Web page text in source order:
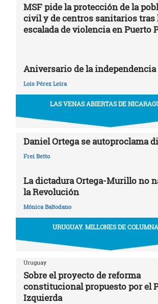
MSF pide la protección de la
civil y de centros sanitarios tras
escalada de violencia en Puerto
Aniversario de la
Lois Pérez Leira
LAS VENAS ABIERTAS DE
Daniel Ortega se autoproclama
Frei Betto
La dictadura Ortega-Murillo no
la Revolución
Mónica Baltodano
URUGUAY. MILLONES DE
Uruguay
Sobre el proyecto de reforma
constitucional propuesto por el
Izquierda